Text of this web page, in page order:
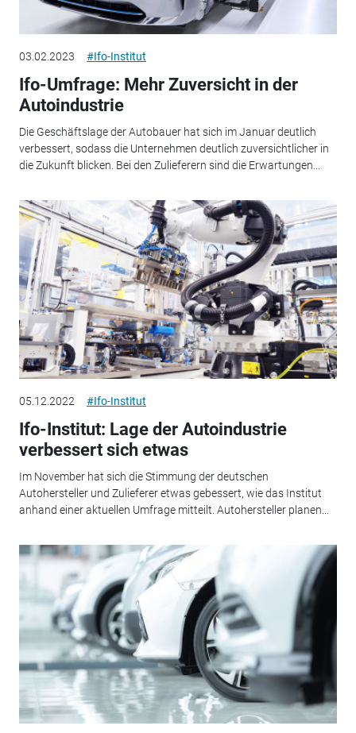
03.02.2023 #Ifo-Institut
Ifo-Umfrage: Mehr Zuversicht in der
Autoindustrie
Die Geschäftslage der Autobauer hat sich im Januar deutlich
verbessert, sodass die Unternehmen deutlich zuversichtlicher in
die Zukunft blicken. Bei den Zulieferern sind die Erwartungen...
05.12.2022 #Ifo-Institut
Ifo-Institut: Lage der Autoindustrie
verbessert sich etwas
Im November hat sich die Stimmung der deutschen
Autohersteller und Zulieferer etwas gebessert, wie das Institut
anhand einer aktuellen Umfrage mitteilt. Autohersteller planen...